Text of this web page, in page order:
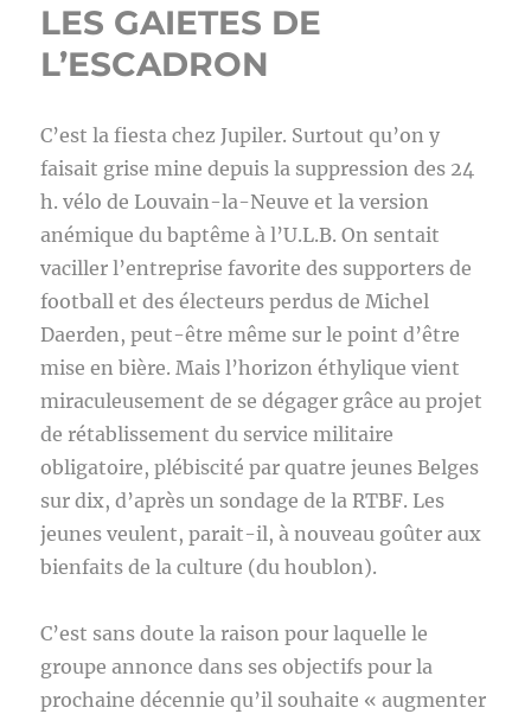
LES GAIETES DE
L’ESCADRON
C’est la fiesta chez Jupiler. Surtout qu’on y
faisait grise mine depuis la suppression des 24
h. vélo de Louvain-la-Neuve et la version
anémique du baptême à l’U.L.B. On sentait
vaciller l’entreprise favorite des supporters de
football et des électeurs perdus de Michel
Daerden, peut-être même sur le point d’être
mise en bière. Mais l’horizon éthylique vient
miraculeusement de se dégager grâce au projet
de rétablissement du service militaire
obligatoire, plébiscité par quatre jeunes Belges
sur dix, d’après un sondage de la RTBF. Les
jeunes veulent, parait-il, à nouveau goûter aux
bienfaits de la culture (du houblon).
C’est sans doute la raison pour laquelle le
groupe annonce dans ses objectifs pour la
prochaine décennie qu’il souhaite « augmenter